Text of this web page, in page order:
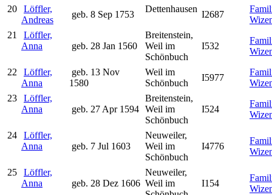
20
Löffler,
Andreas
geb. 8 Sep 1753
Dettenhausen
I2687
21
Löffler,
Anna
geb. 28 Jan 1560
Breitenstein,
Weil im
Schönbuch
I532
22
Löffler,
Anna
geb. 13 Nov
1580
Weil im
Schönbuch
I5977
23
Löffler,
Anna
geb. 27 Apr 1594
Breitenstein,
Weil im
Schönbuch
I524
24
Löffler,
Anna
geb. 7 Jul 1603
Neuweiler,
Weil im
Schönbuch
I4776
25
Löffler,
Anna
geb. 28 Dez 1606
Neuweiler,
Weil im
I154